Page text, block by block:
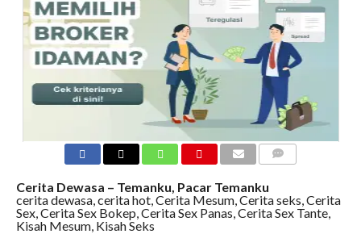
Cerita Dewasa – Temanku, Pacar Temanku
cerita dewasa, cerita hot, Cerita Mesum, Cerita seks, Cerita
Sex, Cerita Sex Bokep, Cerita Sex Panas, Cerita Sex Tante,
Kisah Mesum, Kisah Seks